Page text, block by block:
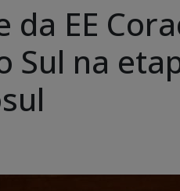
da EE
Sul na